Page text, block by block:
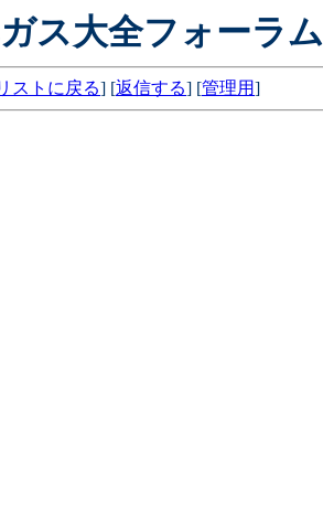
ス大全フォーラム
ストに戻る] [返信する] [管理用]